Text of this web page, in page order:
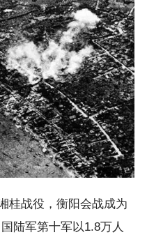
战役，衡阳会战成为
陆军第十军以1.8万人